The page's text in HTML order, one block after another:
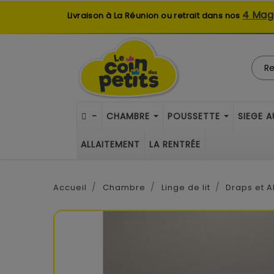
Livraison à La Réunion ou retrait dans nos 4
- CHAMBRE POUSSETTE SIEGE
ALLAITEMENT LA RENTRÉE
Accueil Chambre Linge de lit Draps et